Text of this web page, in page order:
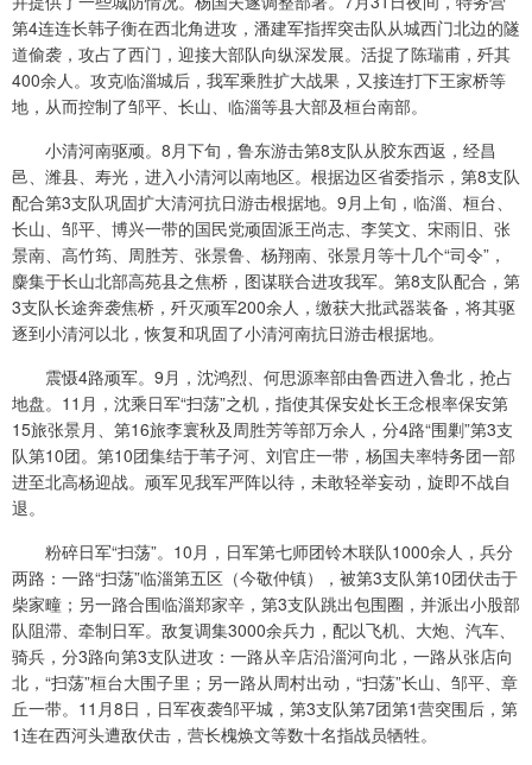
第4连连长韩子衡在西北角进攻，潘建军指挥突击队从城西门北边的隧
道偷袭，攻占了西门，迎接大部队向纵深发展。活捉了陈瑞甫，歼其
400余人。攻克临淄城后，我军乘胜扩大战果，又接连打下王家桥等
地，从而控制了邹平、长山、临淄等县大部及桓台南部。
小清河南驱顽。8月下旬，鲁东游击第8支队从胶东西返，经昌
邑、潍县、寿光，进入小清河以南地区。根据边区省委指示，第8支队
配合第3支队巩固扩大清河抗日游击根据地。9月上旬，临淄、桓台、
长山、邹平、博兴一带的国民党顽固派王尚志、李笑文、宋雨旧、张
景南、高竹筠、周胜芳、张景鲁、杨翔南、张景月等十几个“司令”，
麋集于长山北部高苑县之焦桥，图谋联合进攻我军。第8支队配合，第
3支队长途奔袭焦桥，歼灭顽军200余人，缴获大批武器装备，将其驱
逐到小清河以北，恢复和巩固了小清河南抗日游击根据地。
震慑4路顽军。9月，沈鸿烈、何思源率部由鲁西进入鲁北，抢占
地盘。11月，沈乘日军“扫荡”之机，指使其保安处长王念根率保安第
15旅张景月、第16旅李寰秋及周胜芳等部万余人，分4路“围剿”第3支
队第10团。第10团集结于苇子河、刘官庄一带，杨国夫率特务团一部
进至北高杨迎战。顽军见我军严阵以待，未敢轻举妄动，旋即不战自
退。
粉碎日军“扫荡”。10月，日军第七师团铃木联队1000余人，兵分
两路：一路“扫荡”临淄第五区（今敬仲镇），被第3支队第10团伏击于
柴家疃；另一路合围临淄郑家辛，第3支队跳出包围圈，并派出小股部
队阻滞、牵制日军。敌复调集3000余兵力，配以飞机、大炮、汽车、
骑兵，分3路向第3支队进攻：一路从辛店沿淄河向北，一路从张店向
北，“扫荡”桓台大围子里；另一路从周村出动，“扫荡”长山、邹平、章
丘一带。11月8日，日军夜袭邹平城，第3支队第7团第1营突围后，第
1连在西河头遭敌伏击，营长槐焕文等数十名指战员牺牲。